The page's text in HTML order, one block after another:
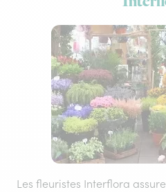
Les fleuristes Interflora